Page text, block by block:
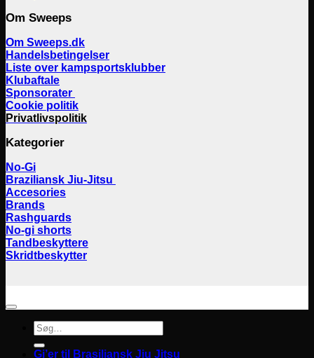
Om Sweeps
Om Sweeps.dk
Handelsbetingelser
Liste over kampsportsklubber
Klubaftale
Sponsorater
Cookie politik
Privatlivspolitik
Kategorier
No-Gi
Braziliansk Jiu-Jitsu
Accesories
Brands
Rashguards
No-gi shorts
Tandbeskyttere
Skridtbeskytter
Søg
efter:
Gi’er til Brasiliansk Jiu Jitsu